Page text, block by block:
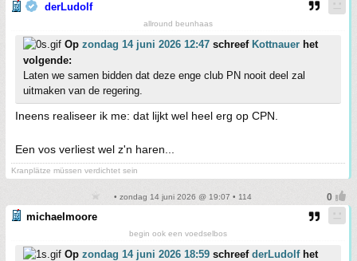
derLudolf
allround beunhaas
Op zondag 14 juni 2026 12:47 schreef Kottnauer het
volgende:
Laten we samen bidden dat deze enge club PN nooit deel zal
uitmaken van de regering.
Ineens realiseer ik me: dat lijkt wel heel erg op CPN.
Een vos verliest wel z'n haren...
Kranplätze müssen verdichtet sein
• zondag 14 juni 2026 @ 19:07 • 114
michaelmoore
begin ook een voedselbos
Op zondag 14 juni 2026 18:59 schreef derLudolfhet